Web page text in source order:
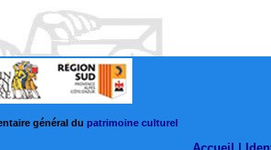
général du patrimoine culturel